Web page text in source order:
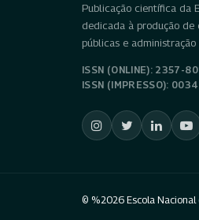
Publicação científica da
dedicada à produção
públicas e administração
ISSN (ONLINE): 2357-
ISSN (IMPRESSO):
© %2026 Escola Nacional